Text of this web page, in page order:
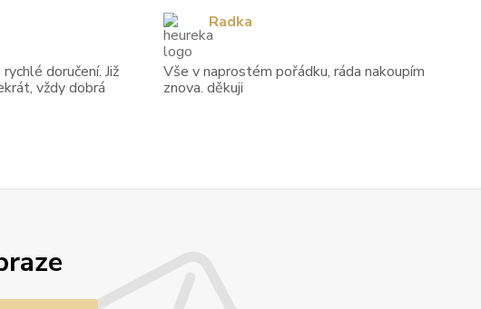
doručení. Již
vždy dobrá
Vše v naprostém pořádku, ráda nakoupím
znova. děkuji
Radka